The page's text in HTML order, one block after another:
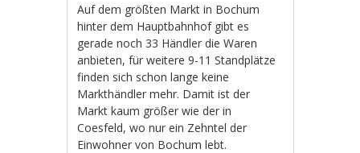
Auf dem größten Markt in Bochum
hinter dem Hauptbahnhof gibt es
gerade noch 33 Händler die Waren
anbieten, für weitere 9-11 Standplätze
finden sich schon lange keine
Markthändler mehr. Damit ist der
Markt kaum größer wie der in
Coesfeld, wo nur ein Zehntel der
Einwohner von Bochum lebt.